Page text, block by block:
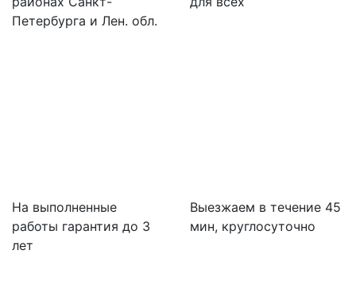
Петербурга и Лен. обл.
На выполненные
работы гарантия до 3
лет
Выезжаем в течение 45
мин, круглосуточно